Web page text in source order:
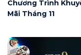
Chương Trình
Mãi Tháng 11